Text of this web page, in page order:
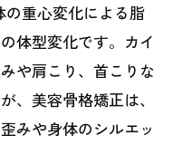
の重心変化による脂
体型変化です。カイ
や肩こり、首こりな
、美容骨格矯正は、
みや身体のシルエッ